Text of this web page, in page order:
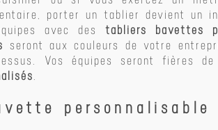
porter un tablier devient un
avec des tabliers bavettes
seront aux couleurs de votre
Vos équipes seront fières
.